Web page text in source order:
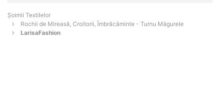
Șoimii Textilelor
Rochii de Mireasă, Croitorii, Îmbrăcăminte - Turnu Măgurele
LarisaFashion